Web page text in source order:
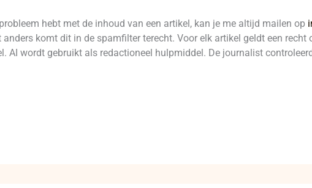
hebt met de inhoud van een artikel, kan je me altijd mailen op
komt dit in de spamfilter terecht. Voor elk artikel geldt een recht
AI wordt gebruikt als redactioneel hulpmiddel. De journalist